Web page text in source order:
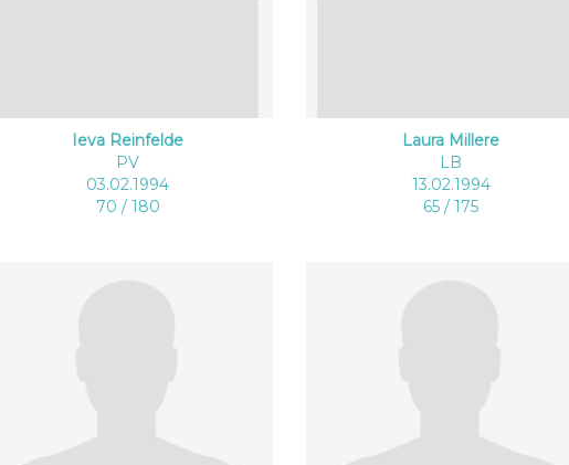
Ieva Reinfelde
PV
03.02.1994
70 / 180
Laura Millere
LB
13.02.1994
65 / 175